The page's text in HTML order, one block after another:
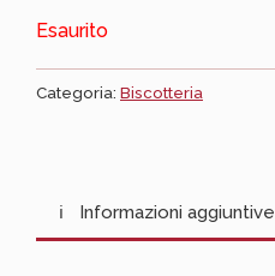
Esaurito
Categoria: Biscotteria
Informazioni aggiuntive